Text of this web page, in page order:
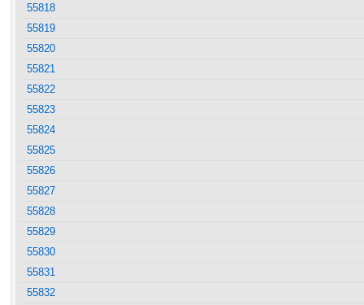
55818
55819
55820
55821
55822
55823
55824
55825
55826
55827
55828
55829
55830
55831
55832